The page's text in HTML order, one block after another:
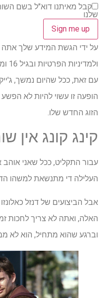
קבל מאיתנו דוא"ל בשם
שלנו
על ידי הגשת המידע שלך אתה
ולמדיניות הפרטיות ובגיל 16 ומעלה.
עם זאת, ככל שהיום נמשך,
הופעה זו עשוי להיות לא הפשע
הזוג החדש שלו.
קינג קונג אין
עבור התקליט, ככל שאני
העלילה די מתנשאת למשהו
אבל הביצועים של דנזל
האלה, ואתה לא צריך לחכות
וברגע שהוא מתחיל, הוא לא